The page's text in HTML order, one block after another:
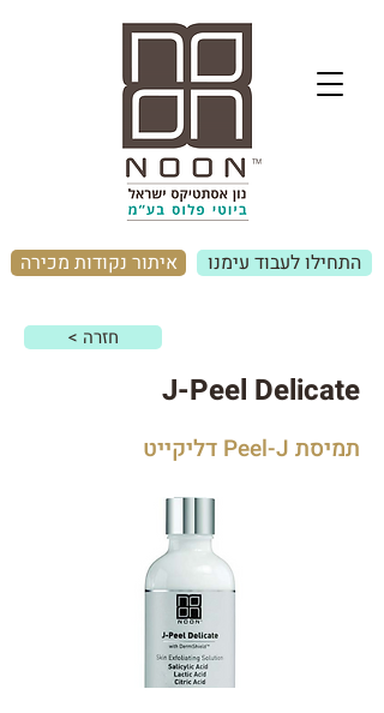
איתור נקודות מכירה התחילו לעבוד עימנו
< חזרה
J-Peel Delicate
תמיסת Peel-J דליקייט